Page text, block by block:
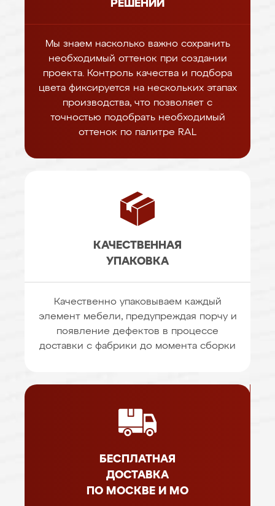
РЕШЕНИЙ
Мы знаем насколько важно сохранить
необходимый оттенок при создании
проекта. Контроль качества и подбора
цвета фиксируется на нескольких этапах
производства, что позволяет с
точностью подобрать необходимый
оттенок по палитре RAL
КАЧЕСТВЕННАЯ
УПАКОВКА
Качественно упаковываем каждый
элемент мебели, предупреждая порчу и
появление дефектов в процессе
доставки с фабрики до момента сборки
БЕСПЛАТНАЯ
ДОСТАВКА
ПО МОСКВЕ И МО